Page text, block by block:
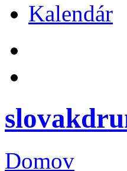
Kalendár
Domov